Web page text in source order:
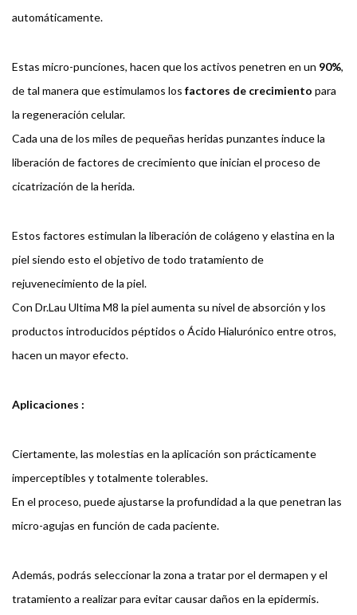
automáticamente.
Estas micro-punciones, hacen que los activos penetren en un 90%,
de tal manera que estimulamos los factores de crecimiento para
la regeneración celular.
Cada una de los miles de pequeñas heridas punzantes induce la
liberación de factores de crecimiento que inician el proceso de
cicatrización de la herida.
Estos factores estimulan la liberación de colágeno y elastina en la
piel siendo esto el objetivo de todo tratamiento de
rejuvenecimiento de la piel.
Con Dr.Lau Ultima M8 la piel aumenta su nivel de absorción y los
productos introducidos péptidos o Ácido Hialurónico entre otros,
hacen un mayor efecto.
Aplicaciones :
Ciertamente, las molestias en la aplicación son prácticamente
imperceptibles y totalmente tolerables.
En el proceso, puede ajustarse la profundidad a la que penetran las
micro-agujas en función de cada paciente.
Además, podrás seleccionar la zona a tratar por el dermapen y el
tratamiento a realizar para evitar causar daños en la epidermis.